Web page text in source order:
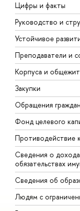
Цифры и факты
Руководство и
Устойчивое
Преподаватели и
Корпуса и
Закупки
Обращения
Фонд целевого
Противодействие
Сведения о
обязательствах
Сведения об
Людям с